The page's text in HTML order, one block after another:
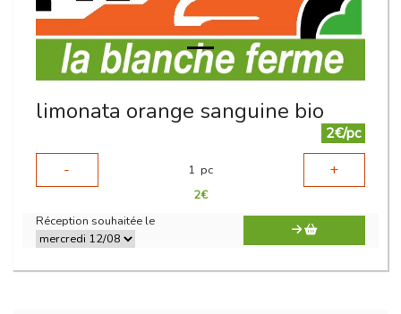
limonata orange sanguine bio
2€/pc
-
1 pc +
2€
Réception souhaitée le